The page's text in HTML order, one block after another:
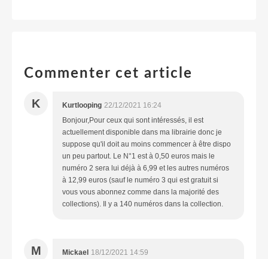
Commenter cet article
K Kurtlooping 22/12/2021 16:24
Bonjour,Pour ceux qui sont intéressés, il est
actuellement disponible dans ma librairie donc je
suppose qu'il doit au moins commencer à être dispo
un peu partout. Le N°1 est à 0,50 euros mais le
numéro 2 sera lui déjà à 6,99 et les autres numéros
à 12,99 euros (sauf le numéro 3 qui est gratuit si
vous vous abonnez comme dans la majorité des
collections). Il y a 140 numéros dans la collection.
M Mickael 18/12/2021 14:59